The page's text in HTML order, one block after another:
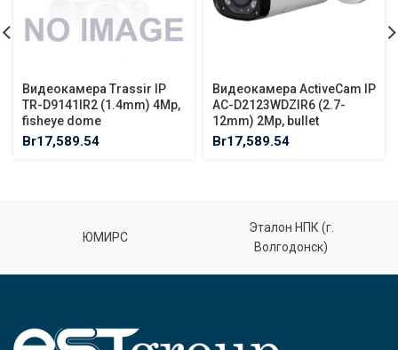
Видеокамера Trassir IP
TR-D9141IR2 (1.4mm) 4Mp,
fisheye dome
Br17,589.54
Видеокамера ActiveCam IP
AC-D2123WDZIR6 (2.7-
12mm) 2Mp, bullet
Br17,589.54
ЮМИРС
Эталон НПК (г.
Волгодонск)